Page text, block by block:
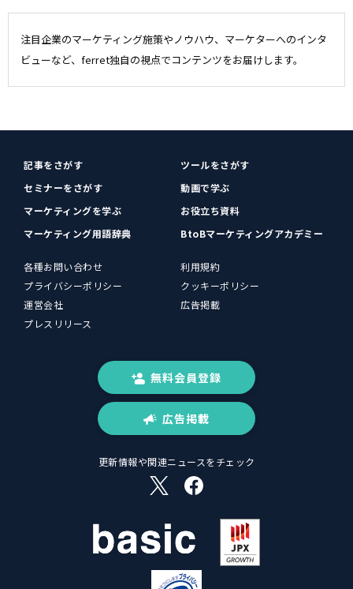
注目企業のマーケティング施策やノウハウ、マーケターへのインタ
ビューなど、ferret独自の視点でコンテンツをお届けします。
記事をさがす
ツールをさがす
セミナーをさがす
動画で学ぶ
マーケティングを学ぶ
お役立ち資料
マーケティング用語辞典
BtoBマーケティングアカデミー
各種お問い合わせ
利用規約
プライバシーポリシー
クッキーポリシー
運営会社
広告掲載
プレスリリース
無料会員登録
広告掲載
更新情報や関連ニュースをチェック